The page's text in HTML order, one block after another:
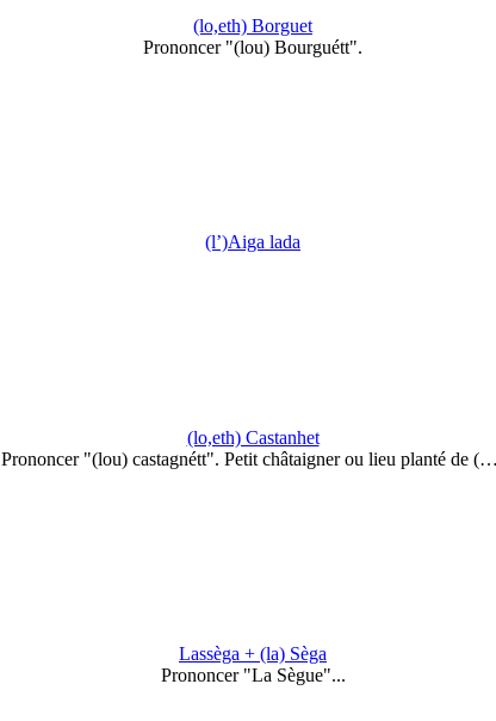
(lo,eth) Borguet
Prononcer "(lou) Bourguétt".
(l’)Aiga lada
(lo,eth) Castanhet
Prononcer "(lou) castagnétt". Petit châtaigner ou lieu planté de
Lassèga + (la) Sèga
Prononcer "La Sègue"...